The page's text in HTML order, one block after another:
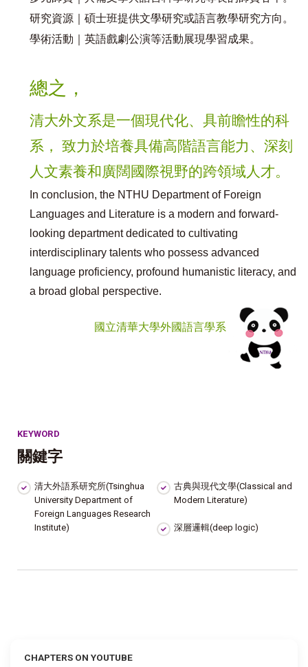
研究資源｜碩士班提供文學研究或語言教學研究方向。
學術活動｜英語戲劇公演等活動展現學習成果。
總之，
清大外文系是一個現代化、具前瞻性的科
系， 致力於培養具備高階語言能力、深刻
人文素養和廣闊國際視野的跨領域人才。
In conclusion, the NTHU Department of Foreign
Languages and Literature is a modern and forward-
looking department dedicated to cultivating
interdisciplinary talents who possess advanced
language proficiency, profound humanistic literacy, and
a broad global perspective.
國立清華大學外國語言學系
KEYWORD
關鍵字
清大外語系研究所(Tsinghua
University Department of
Foreign Languages ​​Research
Institute)
古典與現代文學(Classical and
Modern Literature)
深層邏輯(deep logic)
CHAPTERS ON YOUTUBE